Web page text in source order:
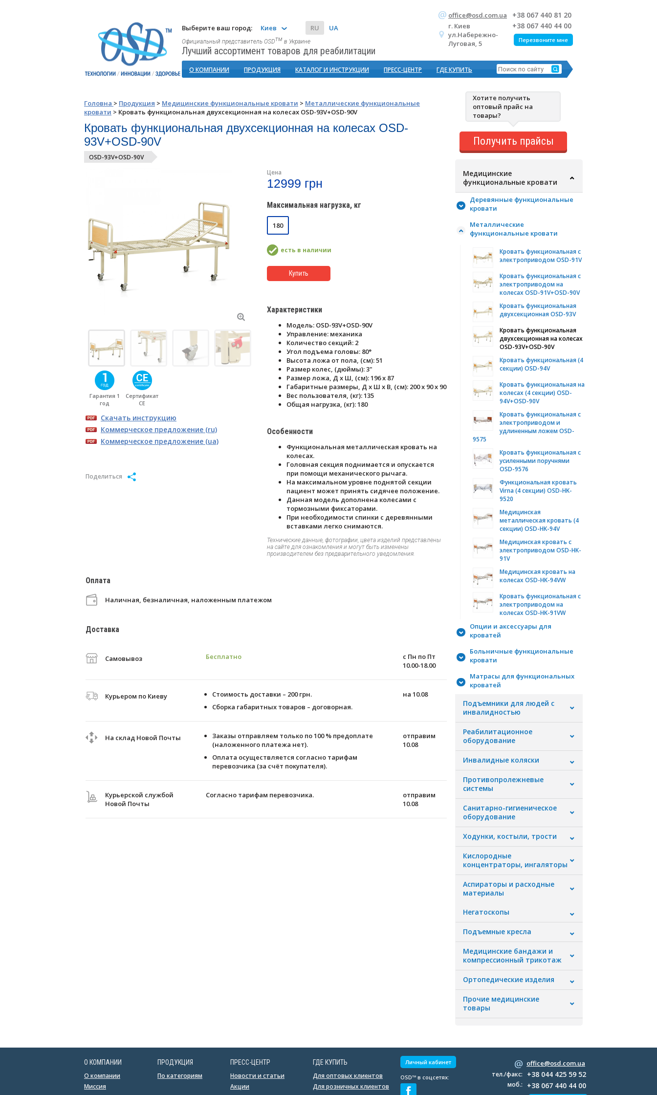
Выберите ваш город: Киев RU UA
Официальный представитель OSDтм в Украине
Лучший ассортимент товаров для реабилитации
+38 067 440 81 20
+38 067 440 44 00
office@osd.com.ua
г. Киев
ул.Набережно-
Луговая, 5
Перезвоните мне
О КОМПАНИИ ПРОДУКЦИЯ КАТАЛОГ И ИНСТРУКЦИИ ПРЕСС-ЦЕНТР ГДЕ КУПИТЬ
Головна > Продукция > Медицинские функциональные кровати > Металлические функциональные
кровати > Кровать функциональная двухсекционная на колесах OSD-93V+OSD-90V
Кровать функциональная двухсекционная на колесах OSD-
93V+OSD-90V
OSD-93V+OSD-90V
Гарантия 1
год
Сертификат
CE
Скачать инструкцию
Коммерческое предложение (ru)
Коммерческое предложение (ua)
Поделиться
Цена
12999 грн
Максимальная нагрузка, кг
180
есть в наличии
Купить
Характеристики
Модель: OSD-93V+OSD-90V
Управление: механика
Количество секций: 2
Угол подъема головы: 80°
Высота ложа от пола, (см): 51
Размер колес, (дюймы): 3"
Размер ложа, Д х Ш, (см): 196 х 87
Габаритные размеры, Д х Ш х В, (см): 200 х 90 х 90
Вес пользователя, (кг): 135
Общая нагрузка, (кг): 180
Особенности
Функциональная металлическая кровать на
колесах.
Головная секция поднимается и опускается
при помощи механического рычага.
На максимальном уровне поднятой секции
пациент может принять сидячее положение.
Данная модель дополнена колесами с
тормозными фиксаторами.
При необходимости спинки с деревянными
вставками легко снимаются.
Технические данные, фотографии, цвета изделий представлены
на сайте для ознакомления и могут быть изменены
производителем без предварительного уведомления.
Оплата
Наличная, безналичная, наложенным платежом
Доставка
Самовывоз Бесплатно
с Пн по Пт
10.00-18.00
Курьером по Киеву
Стоимость доставки – 200 грн.
Сборка габаритных товаров – договорная.
на 10.08
На склад Новой Почты
Заказы отправляем только по 100 % предоплате
(наложенного платежа нет).
Оплата осуществляется согласно тарифам
перевозчика (за счёт покупателя).
отправим
10.08
Курьерской службой
Новой Почты
Согласно тарифам перевозчика.
отправим
10.08
Хотите получить
оптовый прайс на
товары?
Получить прайсы
Медицинские
функциональные кровати
Деревянные функциональные
кровати
Металлические
функциональные кровати
Кровать функциональная с
электроприводом OSD-91V
Кровать функциональная с
электроприводом на
колесах OSD-91V+OSD-90V
Кровать функциональная
двухсекционная OSD-93V
Кровать функциональная
двухсекционная на колесах
OSD-93V+OSD-90V
Кровать функциональная (4
секции) OSD-94V
Кровать функциональная на
колесах (4 секции) OSD-
94V+OSD-90V
Кровать функциональная с
электроприводом и
удлиненным ложем OSD-
9575
Кровать функциональная с
усиленными поручнями
OSD-9576
Функциональная кровать
Virna (4 секции) OSD-HK-
9520
Медицинская
металлическая кровать (4
секции) OSD-HK-94V
Медицинская кровать с
электроприводом OSD-HK-
91V
Медицинская кровать на
колесах OSD-HK-94VW
Кровать функциональная с
электроприводом на
колесах OSD-HK-91VW
Опции и аксессуары для
кроватей
Больничные функциональные
кровати
Матрасы для функциональных
кроватей
Подъемники для людей с
инвалидностью
Реабилитационное
оборудование
Инвалидные коляски
Противопролежневые
системы
Санитарно-гигиеническое
оборудование
Ходунки, костыли, трости
Кислородные
концентраторы, ингаляторы
Аспираторы и расходные
материалы
Негатоскопы
Подъемные кресла
Медицинские бандажи и
компрессионный трикотаж
Ортопедические изделия
Прочие медицинские
товары
О КОМПАНИИ
О компании
Миссия
ПРОДУКЦИЯ
По категориям
ПРЕСС-ЦЕНТР
Новости и статьи
Акции
ГДЕ КУПИТЬ
Для оптовых клиентов
Для розничных клиентов
Личный кабинет
OSD™ в соцсетях:
office@osd.com.ua
+38 044 425 59 52
+38 067 440 44 00
тел./факс:
моб.: